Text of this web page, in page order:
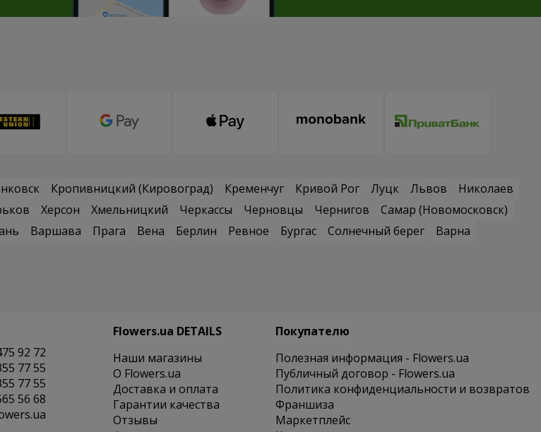
Кропивницкий (Кировоград) Кременчуг Кривой Рог Луцк Львов
Николаев
Херсон Хмельницкий Черкассы Черновцы Чернигов
Самар (Новомосковск)
Варшава Прага Вена Берлин Ревное Бургас Солнечный берег
Варна
92 72
77 55
77 55
56 68
Flowers.ua DETAILS
Наши магазины
O Flowers.ua
Доставка и оплата
Гарантии качества
Отзывы
Покупателю
Полезная информация - Flowers.ua
Публичный договор - Flowers.ua
Политика конфиденциальности и возвратов
Франшиза
Маркетплейс